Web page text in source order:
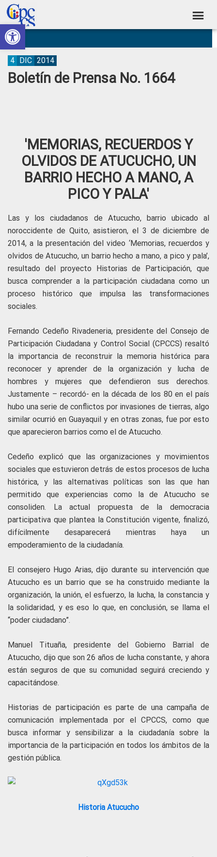
Abrir barra de herramientas
Skip
to
primary
navigation
Skip
to
main
content
Skip
to
primary
sidebar
Skip
to
footer
Consejo
de
Participación
Ciudadana
Construyendo
Poder
Ciudadano
Boletín de Prensa No. 1664
4 DIC 2014
'MEMORIAS, RECUERDOS Y
OLVIDOS DE ATUCUCHO, UN
BARRIO HECHO A MANO, A
PICO Y PALA'
Las y los ciudadanos de Atucucho, barrio ubicado al
noroccidente de Quito, asistieron, el 3 de diciembre de
2014, a la presentación del video ‘Memorias, recuerdos y
olvidos de Atucucho, un barrio hecho a mano, a pico y pala’,
resultado del proyecto Historias de Participación, que
busca comprender a la participación ciudadana como un
proceso histórico que impulsa las transformaciones
sociales.
Fernando Cedeño Rivadeneria, presidente del Consejo de
Participación Ciudadana y Control Social (CPCCS) resaltó
la importancia de reconstruir la memoria histórica para
reconocer y aprender de la organización y lucha de
hombres y mujeres que defendieron sus derechos.
Justamente – recordó- en la década de los 80 en el país
hubo una serie de conflictos por invasiones de tierras, algo
similar ocurrió en Guayaquil y en otras zonas, fue por esto
que aparecieron barrios como el de Atucucho.
Cedeño explicó que las organizaciones y movimientos
sociales que estuvieron detrás de estos procesos de lucha
histórica, y las alternativas políticas son las que han
permitido que experiencias como la de Atucucho se
consoliden. La actual propuesta de la democracia
participativa que plantea la Constitución vigente, finalizó,
difícilmente desaparecerá mientras haya un
empoderamiento de la ciudadanía.
El consejero Hugo Arias, dijo durante su intervención que
Atucucho es un barrio que se ha construido mediante la
organización, la unión, el esfuerzo, la lucha, la constancia y
la solidaridad, y es eso lo que, en conclusión, se llama el
“poder ciudadano”.
Manuel Tituaña, presidente del Gobierno Barrial de
Atucucho, dijo que son 26 años de lucha constante, y ahora
están seguros de que su comunidad seguirá creciendo y
capacitándose.
Historias de participación es parte de una campaña de
comunicación implementada por el CPCCS, como que
busca informar y sensibilizar a la ciudadanía sobre la
importancia de la participación en todos los ámbitos de la
gestión pública.
Historia Atucucho